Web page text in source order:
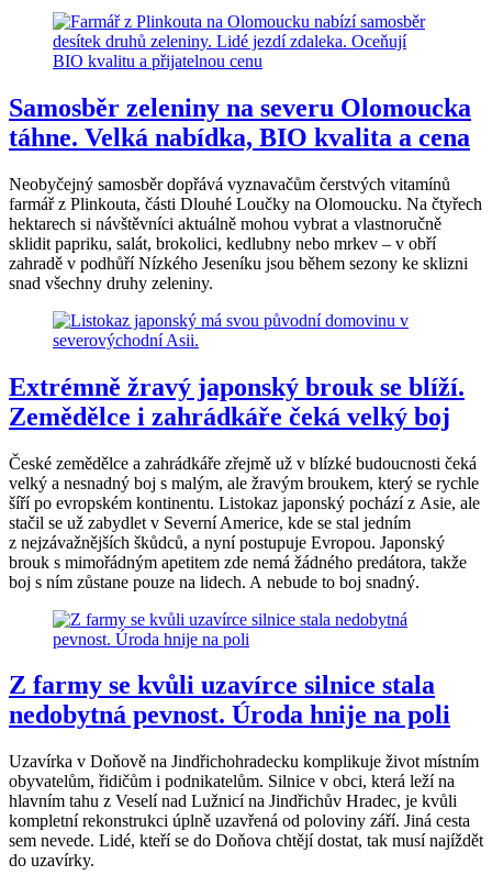
Samosběr zeleniny na severu Olomoucka
táhne. Velká nabídka, BIO kvalita a cena
Neobyčejný samosběr dopřává vyznavačům čerstvých vitamínů
farmář z Plinkouta, části Dlouhé Loučky na Olomoucku. Na čtyřech
hektarech si návštěvníci aktuálně mohou vybrat a vlastnoručně
sklidit papriku, salát, brokolici, kedlubny nebo mrkev – v obří
zahradě v podhůří Nízkého Jeseníku jsou během sezony ke sklizni
snad všechny druhy zeleniny.
Extrémně žravý japonský brouk se blíží.
Zemědělce i zahrádkáře čeká velký boj
České zemědělce a zahrádkáře zřejmě už v blízké budoucnosti čeká
velký a nesnadný boj s malým, ale žravým broukem, který se rychle
šíří po evropském kontinentu. Listokaz japonský pochází z Asie, ale
stačil se už zabydlet v Severní Americe, kde se stal jedním
z nejzávažnějších škůdců, a nyní postupuje Evropou. Japonský
brouk s mimořádným apetitem zde nemá žádného predátora, takže
boj s ním zůstane pouze na lidech. A nebude to boj snadný.
Z farmy se kvůli uzavírce silnice stala
nedobytná pevnost. Úroda hnije na poli
Uzavírka v Doňově na Jindřichohradecku komplikuje život místním
obyvatelům, řidičům i podnikatelům. Silnice v obci, která leží na
hlavním tahu z Veselí nad Lužnicí na Jindřichův Hradec, je kvůli
kompletní rekonstrukci úplně uzavřená od poloviny září. Jiná cesta
sem nevede. Lidé, kteří se do Doňova chtějí dostat, tak musí najíždět
do uzavírky.